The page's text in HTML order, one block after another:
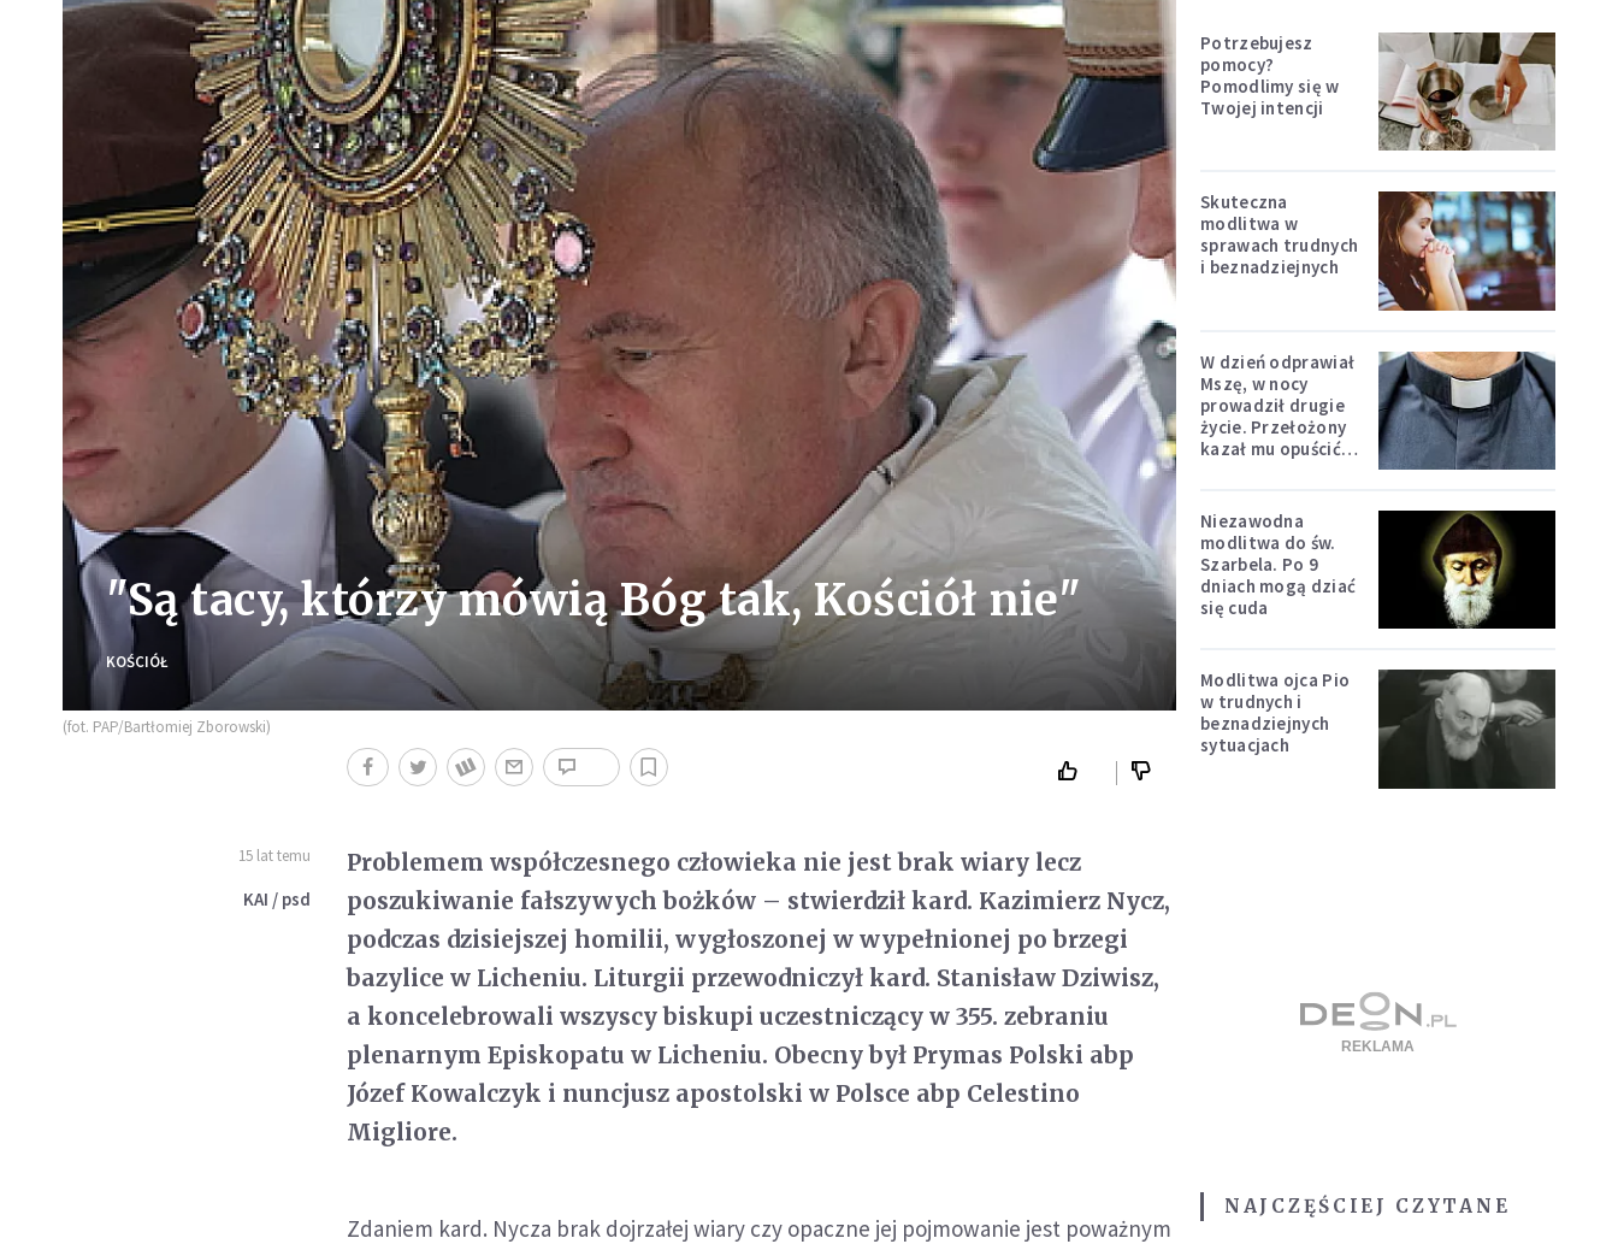
"Są tacy, którzy mówią Bóg tak, Kościół nie"
KOŚCIÓŁ
(fot. PAP/Bartłomiej Zborowski)
15 lat temu
KAI / psd
Problemem współczesnego człowieka nie jest brak wiary lecz
poszukiwanie fałszywych bożków – stwierdził kard. Kazimierz Nycz,
podczas dzisiejszej homilii, wygłoszonej w wypełnionej po brzegi
bazylice w Licheniu. Liturgii przewodniczył kard. Stanisław Dziwisz,
a koncelebrowali wszyscy biskupi uczestniczący w 355. zebraniu
plenarnym Episkopatu w Licheniu. Obecny był Prymas Polski abp
Józef Kowalczyk i nuncjusz apostolski w Polsce abp Celestino
Migliore.
Zdaniem kard. Nycza brak dojrzałej wiary czy opaczne jej pojmowanie jest poważnym
Potrzebujesz
pomocy?
Pomodlimy się w
Twojej intencji
Skuteczna
modlitwa w
sprawach trudnych
i beznadziejnych
W dzień odprawiał
Mszę, w nocy
prowadził drugie
życie. Przełożony
kazał mu opuścić
Niezawodna
modlitwa do św.
Szarbela. Po 9
dniach mogą dziać
się cuda
Modlitwa ojca Pio
w trudnych i
beznadziejnych
sytuacjach
NAJCZĘŚCIEJ CZYTANE